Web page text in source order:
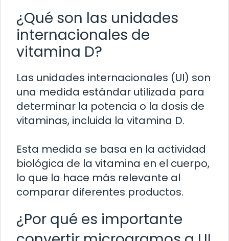
¿Qué son las unidades
internacionales de
vitamina D?
Las unidades internacionales (UI) son
una medida estándar utilizada para
determinar la potencia o la dosis de
vitaminas, incluida la vitamina D.
Esta medida se basa en la actividad
biológica de la vitamina en el cuerpo,
lo que la hace más relevante al
comparar diferentes productos.
¿Por qué es importante